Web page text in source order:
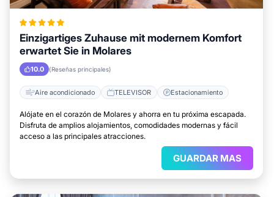
Einzigartiges Zuhause mit modernem Komfort
erwartet Sie in Molares
10.0 (Reseñas principales)
Aire acondicionado TELEVISOR Estacionamiento
Alójate en el corazón de Molares y ahorra en tu próxima escapada.
Disfruta de amplios alojamientos, comodidades modernas y fácil
acceso a las principales atracciones.
GUARDAR MAS